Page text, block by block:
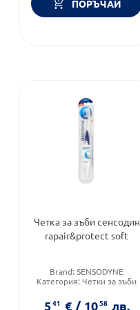
ПОРЪЧАЙ
Четка за зъби сенсoдин
rapair&protect soft
Brand:SENSODYNE
Категория:Четки за зъби
541 € / 1058 лв.